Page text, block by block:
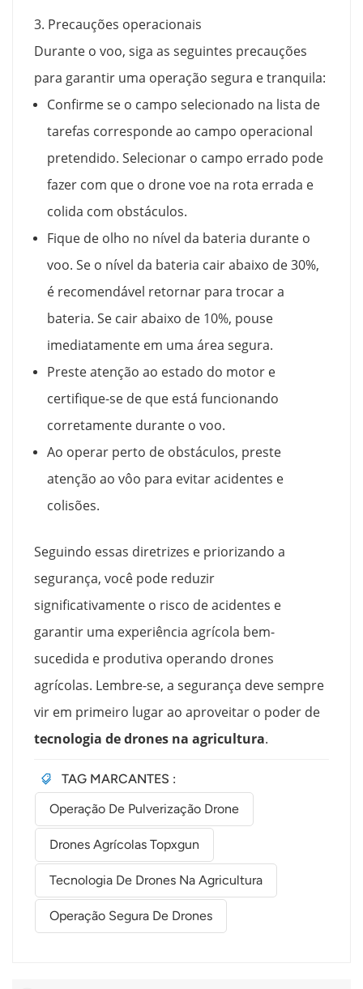
3. Precauções operacionais
Durante o voo, siga as seguintes precauções
para garantir uma operação segura e tranquila:
Confirme se o campo selecionado na lista de
tarefas corresponde ao campo operacional
pretendido. Selecionar o campo errado pode
fazer com que o drone voe na rota errada e
colida com obstáculos.
Fique de olho no nível da bateria durante o
voo. Se o nível da bateria cair abaixo de 30%,
é recomendável retornar para trocar a
bateria. Se cair abaixo de 10%, pouse
imediatamente em uma área segura.
Preste atenção ao estado do motor e
certifique-se de que está funcionando
corretamente durante o voo.
Ao operar perto de obstáculos, preste
atenção ao vôo para evitar acidentes e
colisões.
Seguindo essas diretrizes e priorizando a
segurança, você pode reduzir
significativamente o risco de acidentes e
garantir uma experiência agrícola bem-
sucedida e produtiva operando drones
agrícolas. Lembre-se, a segurança deve sempre
vir em primeiro lugar ao aproveitar o poder de
tecnologia de drones na agricultura.
TAG MARCANTES :
Operação De Pulverização Drone
Drones Agrícolas Topxgun
Tecnologia De Drones Na Agricultura
Operação Segura De Drones